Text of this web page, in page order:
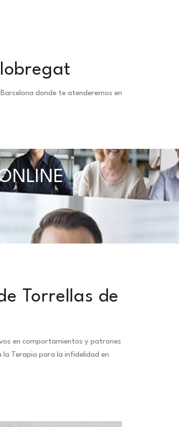
donde te atenderemos en
Torrellas de
en comportamientos y patrones
Terapia para la infidelidad en